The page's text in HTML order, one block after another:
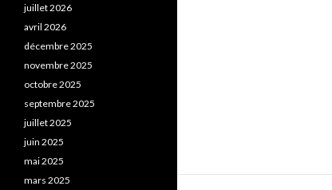
juillet 2026
avril 2026
décembre 2025
novembre 2025
octobre 2025
septembre 2025
juillet 2025
juin 2025
mai 2025
mars 2025